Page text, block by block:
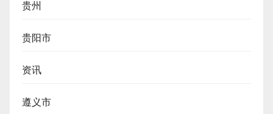
贵州
贵阳市
资讯
遵义市